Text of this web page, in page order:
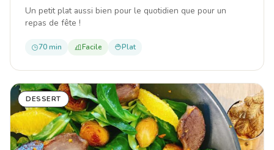
Un petit plat aussi bien pour le quotidien que pour un
repas de fête !
70 min Facile Plat
DESSERT